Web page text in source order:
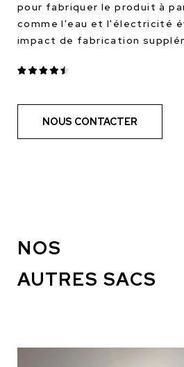
pour fabriquer le produit à
comme l'eau et l'électricité
impact de fabrication
NOUS CONTACTER
NOS
AUTRES SACS